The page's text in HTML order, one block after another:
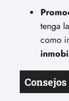
tenga
como